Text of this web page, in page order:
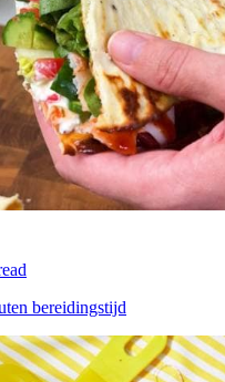
bereidingstijd